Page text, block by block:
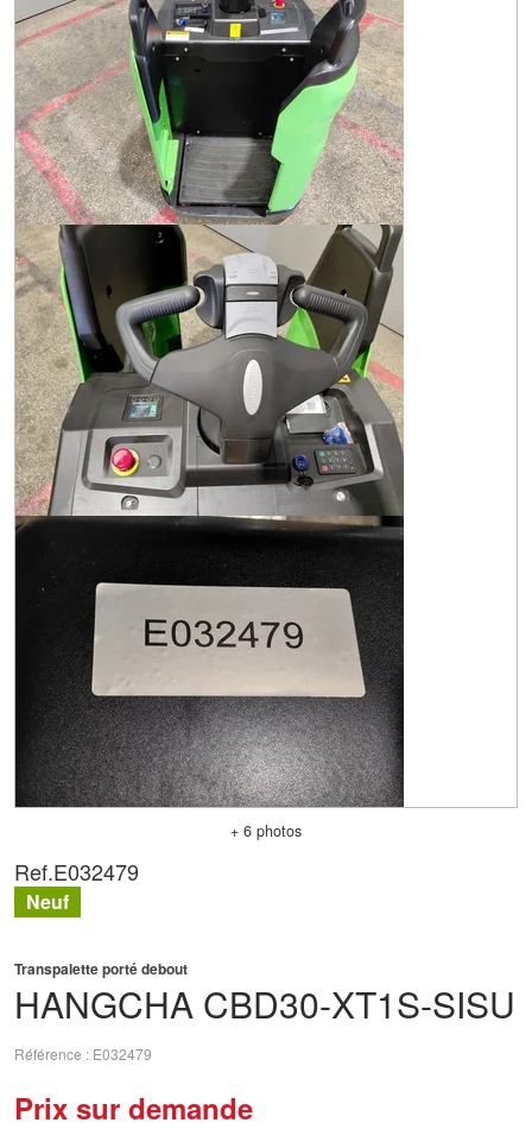
+ 6 photos
HANGCHA CBD30-XT1S-SISU
Transpalette porté debout
Référence E032479
Prix sur demande
Ref.E032479
Neuf